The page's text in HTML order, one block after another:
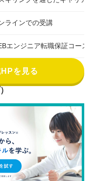
ラインでの受講
エンジニア転職保証コース
を見る